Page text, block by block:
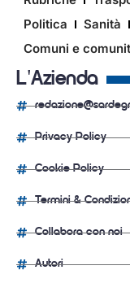
Politica
Sanità
Comuni e
L'Azienda
Privacy Policy
Cookie Policy
Termini &
Collabora con noi
Autori